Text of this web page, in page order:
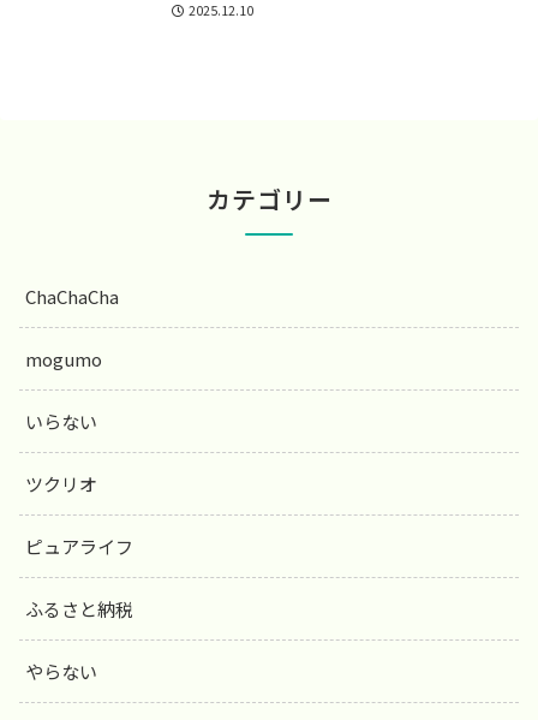
2025.12.10
カテゴリー
ChaChaCha
mogumo
いらない
ツクリオ
ピュアライフ
ふるさと納税
やらない